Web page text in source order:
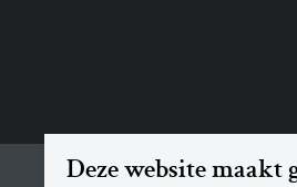
Deze website maakt
© 2026